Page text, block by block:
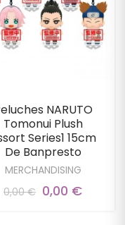
NARUTO
Tomonui Plush
Series1 15cm
De Banpresto
MERCHANDISING
0,00 € 0,00 €